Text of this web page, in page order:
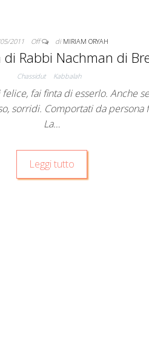
2011 Off di MIRIAM ORYAH
di Rabbi Nachman di
Chassidut Kabbalah
fai finta di esserlo. Anche
sorridi. Comportati da persona
La…
Leggi tutto